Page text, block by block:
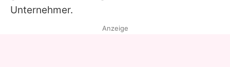
Unternehmer.
Anzeige